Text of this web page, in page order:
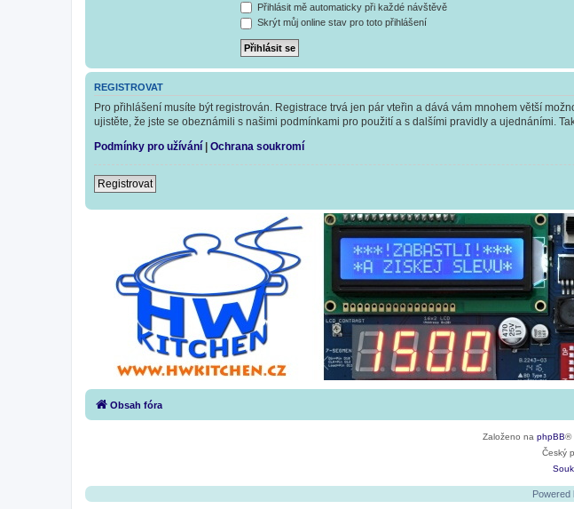
Přihlásit mě automaticky při každé návštěvě
Skrýt můj online stav pro toto přihlášení
REGISTROVAT
Pro přihlášení musíte být registrován. Registrace trvá jen pár vteřin a dává vám mnohem větší
ujistěte, že jste se obeznámili s našimi podmínkami pro použití a s dalšími pravidly a ujednáními.
Podmínky pro užívání
Ochrana soukromí
Registrovat
Obsah fóra
Založeno na phpBB®
Český
Powered